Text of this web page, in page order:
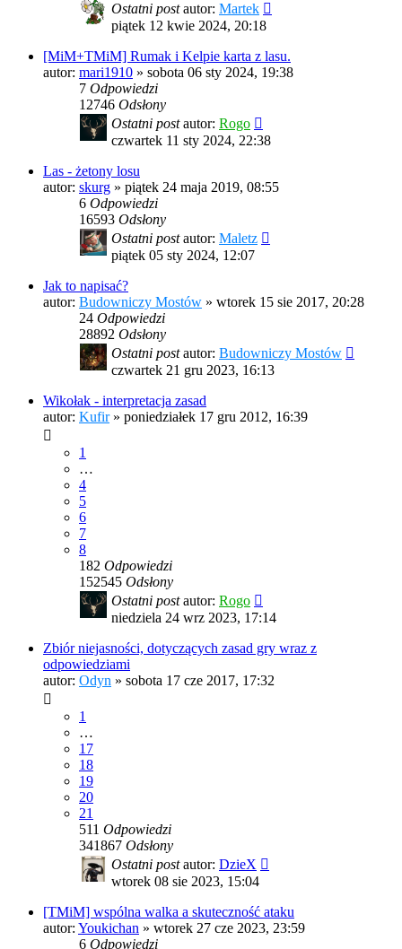
Ostatni postautor: Martek
piątek 12 kwie 2024, 20:18
[MiM+TMiM] Rumak i Kelpie karta z lasu.
autor: mari1910 » sobota 06 sty 2024, 19:38
7 Odpowiedzi
12746 Odsłony
Ostatni postautor: Rogo
czwartek 11 sty 2024, 22:38
Las - żetony losu
autor: skurg » piątek 24 maja 2019, 08:55
6 Odpowiedzi
16593 Odsłony
Ostatni postautor: Maletz
piątek 05 sty 2024, 12:07
Jak to napisać?
autor: Budowniczy Mostów » wtorek 15 sie 2017, 20:28
24 Odpowiedzi
28892 Odsłony
Ostatni postautor: Budowniczy Mostów
czwartek 21 gru 2023, 16:13
Wikołak - interpretacja zasad
autor: Kufir» poniedziałek 17 gru 2012, 16:39
1
…
4
5
6
7
8
182 Odpowiedzi
152545 Odsłony
Ostatni postautor: Rogo
niedziela 24 wrz 2023, 17:14
Zbiór niejasności, dotyczących zasad gry wraz z
odpowiedziami
autor: Odyn » sobota 17 cze 2017, 17:32
1
…
17
18
19
20
21
511 Odpowiedzi
341867 Odsłony
Ostatni postautor: DzieX
wtorek 08 sie 2023, 15:04
[TMiM] wspólna walka a skuteczność ataku
autor: Youkichan » wtorek 27 cze 2023, 23:59
6 Odpowiedzi